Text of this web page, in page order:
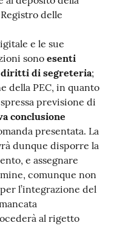
delle
e le sue
sono esenti
diritti di segreteria;
della PEC, in quanto
previsione di
conclusione
presentata. La
dunque disporre la
e assegnare
comunque non
l’integrazione del
al rigetto